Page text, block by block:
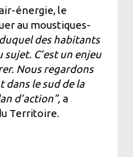
énergie, le
au moustiques-
des habitants
C’est un enjeu
Nous regardons
le sud de la
d’action”,a
Territoire.